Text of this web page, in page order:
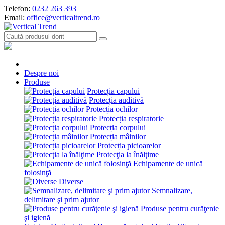
Telefon: 0232 263 393
Email: office@verticaltrend.ro
Despre noi
Produse
Protecția capului
Protecția auditivă
Protecția ochilor
Protecția respiratorie
Protecția corpului
Protecția mâinilor
Protecția picioarelor
Protecţia la înălţime
Echipamente de unică
folosinţă
Diverse
Semnalizare,
delimitare şi prim ajutor
Produse pentru curăţenie
şi igienă